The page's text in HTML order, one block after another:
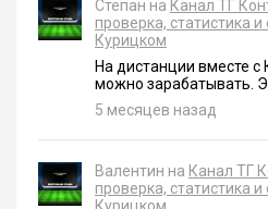
Степан на Канал ТГ
проверка, статистика
Курицком
На дистанции вместе с
можно зарабатывать.
5 месяцев назад
Валентин на Канал ТГ
проверка, статистика
Курицком